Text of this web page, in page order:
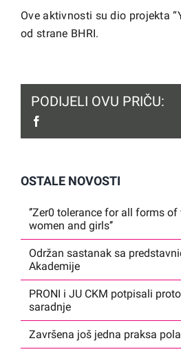
Ove aktivnosti su dio projekta
od strane BHRI.
PODIJELI OVU PRIČU:
OSTALE NOVOSTI
‘’Zer0 tolerance for all forms
women and girls’’
Održan sastanak sa
Akademije
PRONI i JU CKM potpisali
saradnje
Završena još jedna praksa